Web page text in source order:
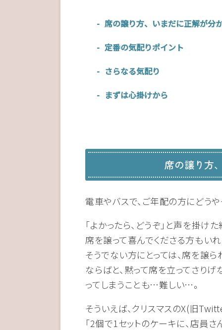
席の譲り方、いまだに正解が分
定番の気配りポイント
さらなる気配り
まずは心掛けから
席の譲り方
電車やバスで、ご年配の方にどう
「よかったら、どうぞ」と声を掛け
席を譲って喜んでくださる方もい
そうでない方にとっては、席を譲
ならばと、黙って席を立ってさり
ってしまうことも…難しい…。
そういえば、クリスマスのX(旧
「2個で1セットのケーキに、店員